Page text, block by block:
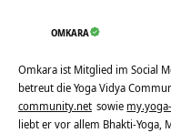
OMKARA
Omkara ist Mitglied im Social
betreut die Yoga Vidya
community.net sowie
liebt er vor allem Bhakti-Yoga,